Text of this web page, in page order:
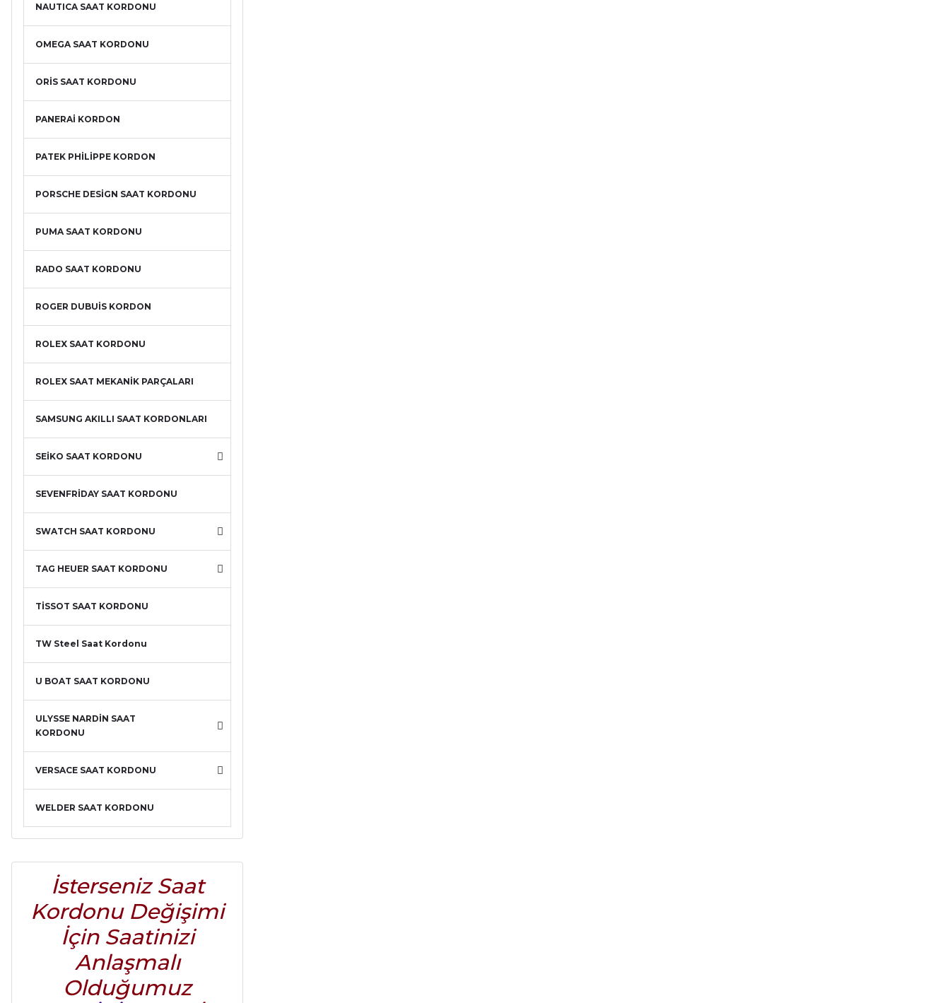
NAUTICA SAAT KORDONU
OMEGA SAAT KORDONU
ORİS SAAT KORDONU
PANERAİ KORDON
PATEK PHİLİPPE KORDON
PORSCHE DESİGN SAAT KORDONU
PUMA SAAT KORDONU
RADO SAAT KORDONU
ROGER DUBUİS KORDON
ROLEX SAAT KORDONU
ROLEX SAAT MEKANİK PARÇALARI
SAMSUNG AKILLI SAAT KORDONLARI
SEİKO SAAT KORDONU
SEVENFRİDAY SAAT KORDONU
SWATCH SAAT KORDONU
TAG HEUER SAAT KORDONU
TİSSOT SAAT KORDONU
TW Steel Saat Kordonu
U BOAT SAAT KORDONU
ULYSSE NARDİN SAAT
KORDONU
VERSACE SAAT KORDONU
WELDER SAAT KORDONU
İsterseniz Saat
Kordonu Değişimi
İçin Saatinizi
Anlaşmalı
Olduğumuz